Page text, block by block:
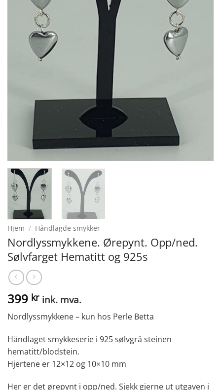
Hjem / Håndlagde smykker
Nordlyssmykkene. Ørepynt. Opp/ned.
Sølvfarget Hematitt og 925s
399 kr ink. mva.
Nordlyssmykkene – kun hos Perle Betta
Håndlaget smykkeserie i 925 sølvgrå steinen
hematitt/blodstein.
Hjertene er 12×12 og 10×10 mm
Her er det ørepynt i opp/ned. Sjekk gjerne ut utgaven i